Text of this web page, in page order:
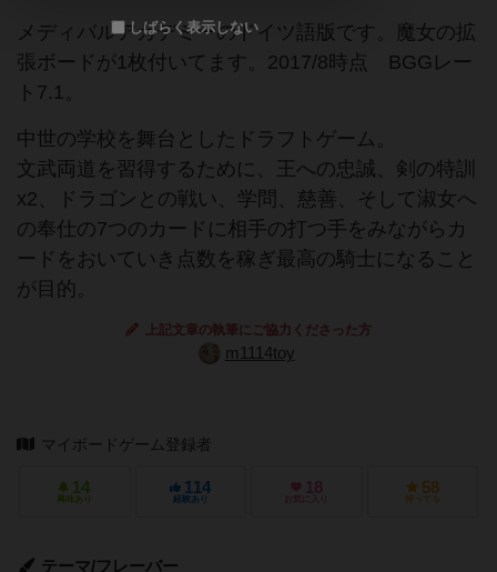
メディバルアカデミーのドイツ語版です。魔女の拡
張ボードが1枚付いてます。2017/8時点 BGGレー
ト7.1。
中世の学校を舞台としたドラフトゲーム。
文武両道を習得するために、王への忠誠、剣の特訓
x2、ドラゴンとの戦い、学問、慈善、そして淑女へ
の奉仕の7つのカードに相手の打つ手をみながらカ
ードをおいていき点数を稼ぎ最高の騎士になること
が目的。
上記文章の執筆にご協力くださった方
m1114toy
マイボードゲーム登録者
14
興味あり
114
経験あり
18
お気に入り
58
持ってる
テーマ/フレーバー
しばらく表示しない